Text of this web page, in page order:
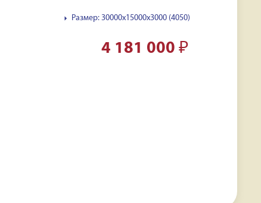
Размер: 30000х15000x3000 (4050)
4 181 000₽